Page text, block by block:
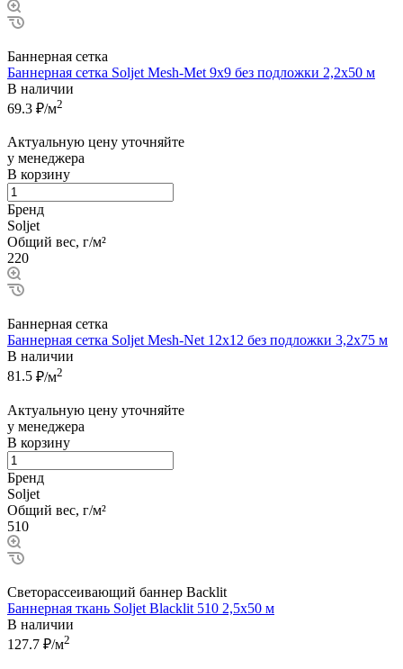
Баннерная сетка
Баннерная сетка Soljet Mesh-Met 9х9 без подложки 2,2x50 м
В наличии
69.3 ₽/м2
Актуальную цену уточняйте
у менеджера
В корзину
Бренд
Soljet
Общий вес, г/м²
220
Баннерная сетка
Баннерная сетка Soljet Mesh-Net 12х12 без подложки 3,2x75 м
В наличии
81.5 ₽/м2
Актуальную цену уточняйте
у менеджера
В корзину
Бренд
Soljet
Общий вес, г/м²
510
Светорассеивающий баннер Backlit
Баннерная ткань Soljet Blacklit 510 2,5x50 м
В наличии
127.7 ₽/м2